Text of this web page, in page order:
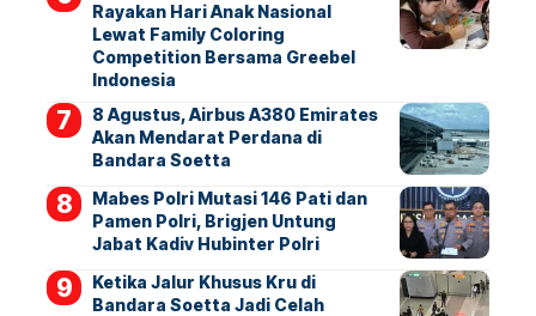
Rayakan Hari Anak Nasional
Lewat Family Coloring
Competition Bersama Greebel
Indonesia
8 Agustus, Airbus A380 Emirates
Akan Mendarat Perdana di
Bandara Soetta
Mabes Polri Mutasi 146 Pati dan
Pamen Polri, Brigjen Untung
Jabat Kadiv Hubinter Polri
Ketika Jalur Khusus Kru di
Bandara Soetta Jadi Celah